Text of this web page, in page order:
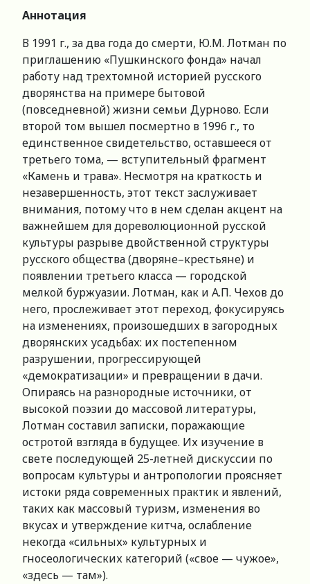
Аннотация
В 1991 г., за два года до смерти, Ю.М. Лотман по
приглашению «Пушкинского фонда» начал
работу над трехтомной историей русского
дворянства на примере бытовой
(повседневной) жизни семьи Дурново. Если
второй том вышел посмертно в 1996 г., то
единственное свидетельство, оставшееся от
третьего тома, — вступительный фрагмент
«Камень и трава». Несмотря на краткость и
незавершенность, этот текст заслуживает
внимания, потому что в нем сделан акцент на
важнейшем для дореволюционной русской
культуры разрыве двойственной структуры
русского общества (дворяне–крестьяне) и
появлении третьего класса — городской
мелкой буржуазии. Лотман, как и А.П. Чехов до
него, прослеживает этот переход, фокусируясь
на изменениях, произошедших в загородных
дворянских усадьбах: их постепенном
разрушении, прогрессирующей
«демократизации» и превращении в дачи.
Опираясь на разнородные источники, от
высокой поэзии до массовой литературы,
Лотман составил записки, поражающие
остротой взгляда в будущее. Их изучение в
свете последующей 25-летней дискуссии по
вопросам культуры и антропологии проясняет
истоки ряда современных практик и явлений,
таких как массовый туризм, изменения во
вкусах и утверждение китча, ослабление
некогда «сильных» культурных и
гносеологических категорий («свое — чужое»,
«здесь — там»).